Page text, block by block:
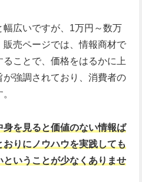
広いですが、1万円～数万
売ページでは、情報商材で
ことで、価格をはるかに上
強調されており、消費者の
身を見ると価値のない情報ば
りにノウハウを実践しても
いうことが少なくありませ